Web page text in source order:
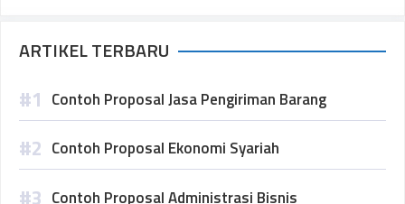
ARTIKEL TERBARU
Contoh Proposal Jasa Pengiriman Barang
Contoh Proposal Ekonomi Syariah
Contoh Proposal Administrasi Bisnis